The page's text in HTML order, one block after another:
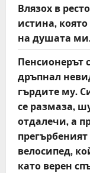
Влязох в
истина,
на душата
Пенсионерът
дръпнал
гърдите му.
се размаза,
отдалечи, а
велосипед,
като верен